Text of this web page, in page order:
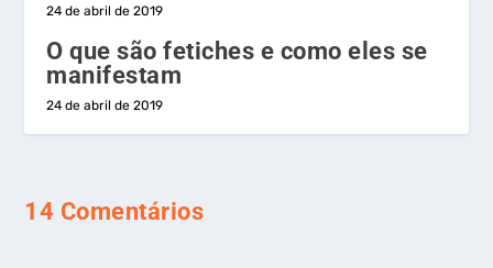
24 de abril de 2019
O que são fetiches e como eles se
manifestam
24 de abril de 2019
14 Comentários